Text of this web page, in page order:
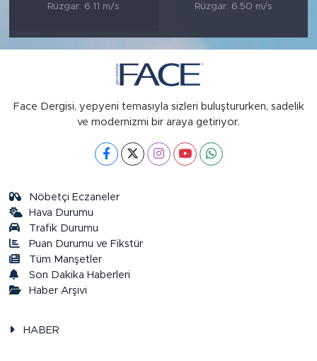
Rüzgar: 6.11 m/s
Rüzgar: 6.50 m/s
Face Dergisi, yepyeni temasıyla sizleri buluştururken, sadelik
ve modernizmi bir araya getiriyor.
Nöbetçi Eczaneler
Hava Durumu
Trafik Durumu
Puan Durumu ve Fikstür
Tüm Manşetler
Son Dakika Haberleri
Haber Arşivi
HABER